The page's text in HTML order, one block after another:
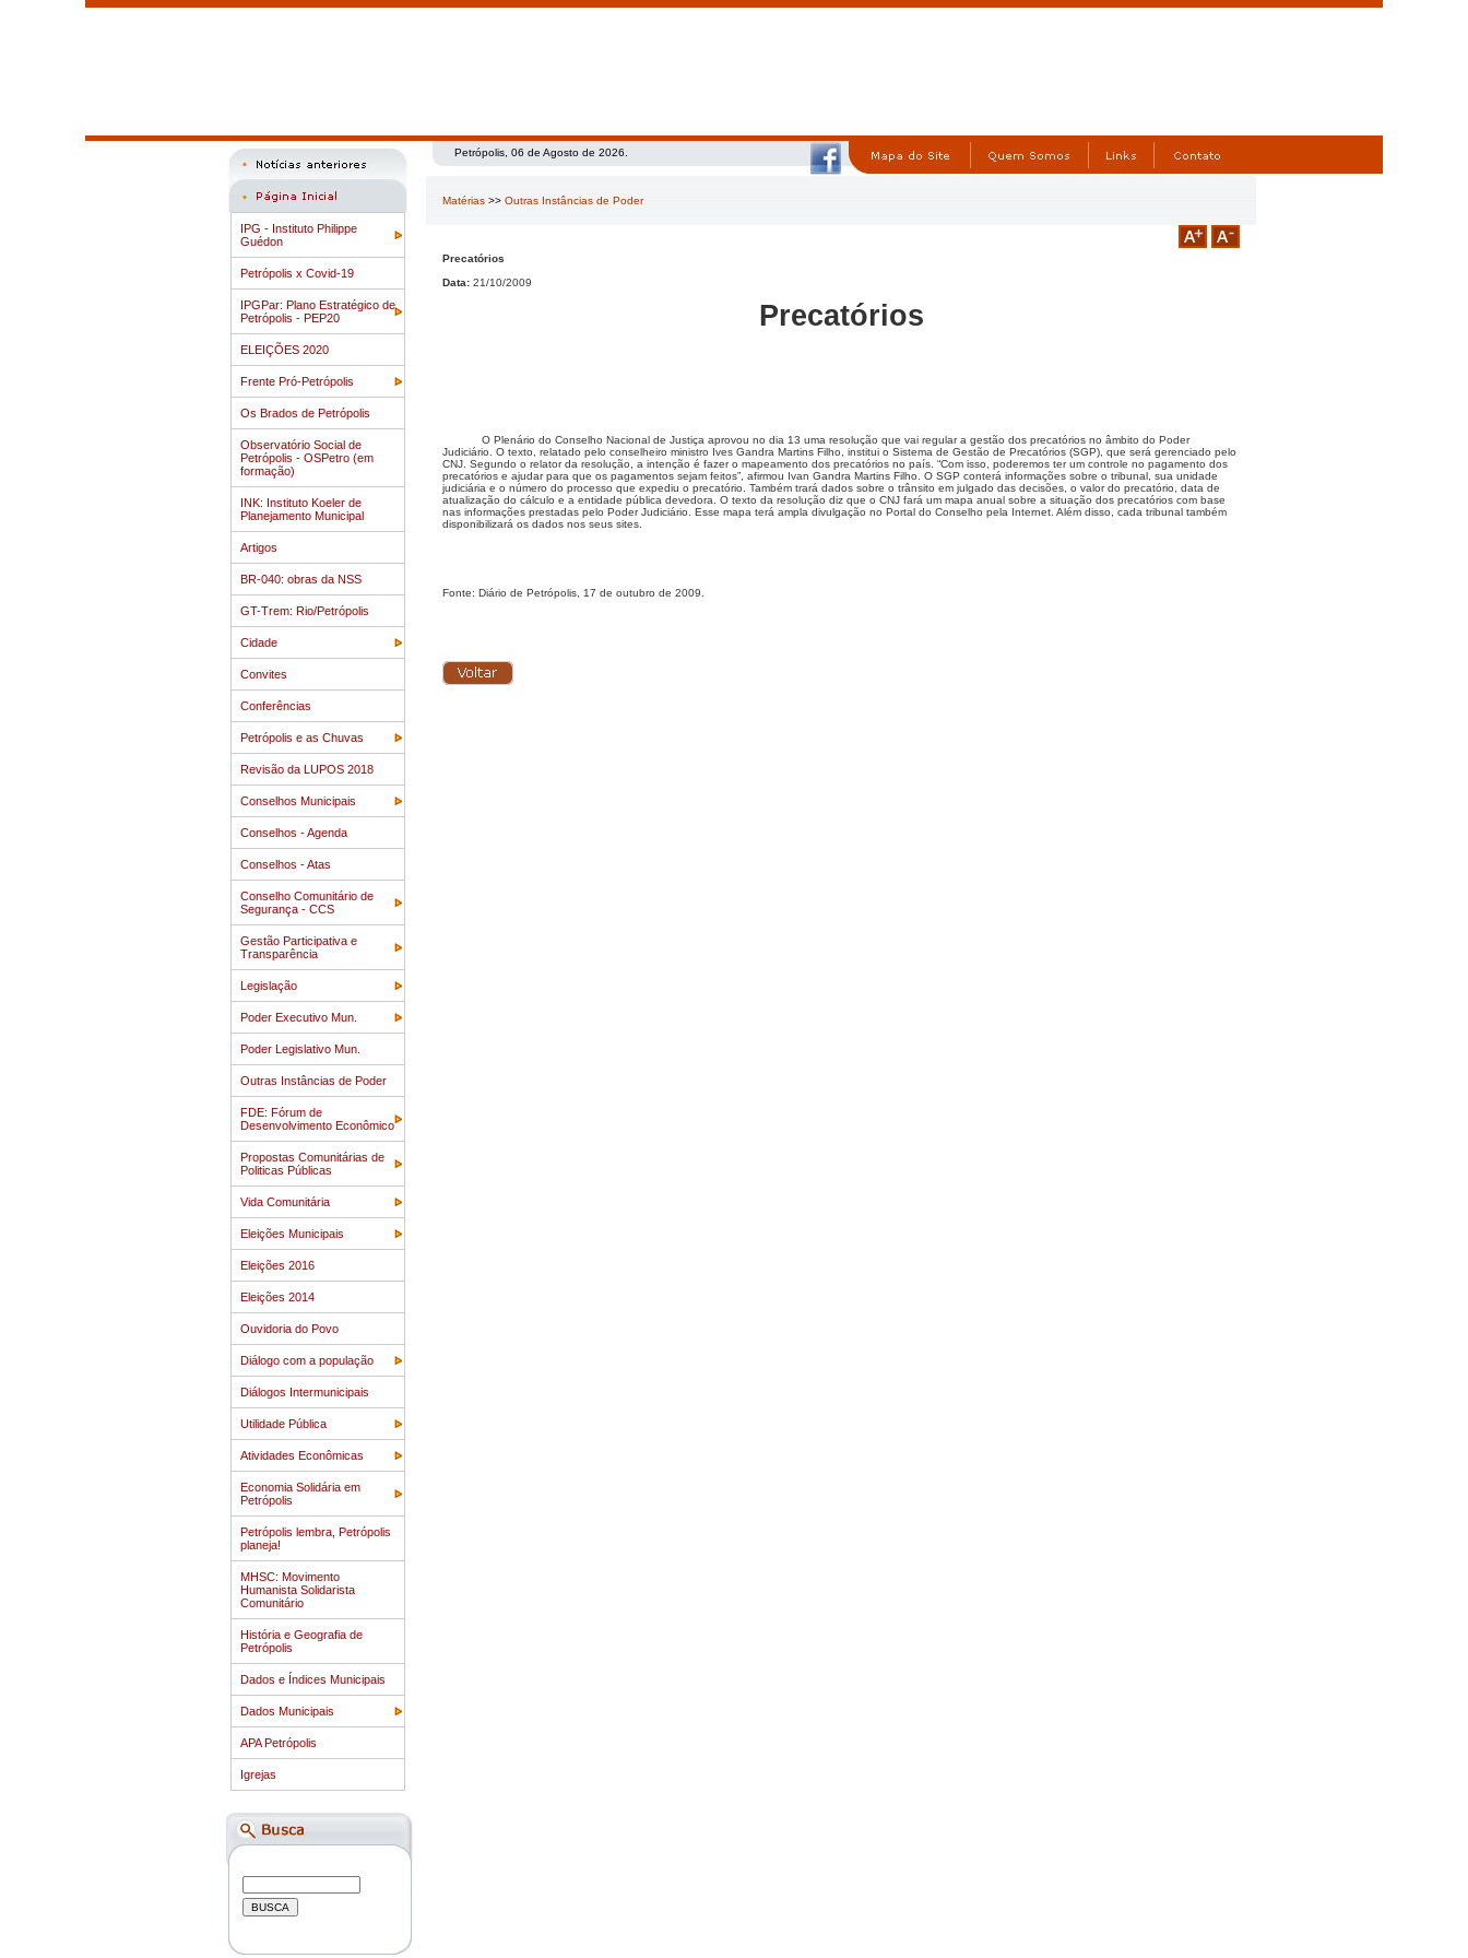
IPG - Instituto Philippe
Guédon
Petrópolis x Covid-19
IPGPar: Plano Estratégico de
Petrópolis - PEP20
ELEIÇÕES 2020
Frente Pró-Petrópolis
Os Brados de Petrópolis
Observatório Social de
Petrópolis - OSPetro (em
formação)
INK: Instituto Koeler de
Planejamento Municipal
Artigos
BR-040: obras da NSS
GT-Trem: Rio/Petrópolis
Cidade
Convites
Conferências
Petrópolis e as Chuvas
Revisão da LUPOS 2018
Conselhos Municipais
Conselhos - Agenda
Conselhos - Atas
Conselho Comunitário de
Segurança - CCS
Gestão Participativa e
Transparência
Legislação
Poder Executivo Mun.
Poder Legislativo Mun.
Outras Instâncias de Poder
FDE: Fórum de
Desenvolvimento Econômico
Propostas Comunitárias de
Politicas Públicas
Vida Comunitária
Eleições Municipais
Eleições 2016
Eleições 2014
Ouvidoria do Povo
Diálogo com a população
Diálogos Intermunicipais
Utilidade Pública
Atividades Econômicas
Economia Solidária em
Petrópolis
Petrópolis lembra, Petrópolis
planeja!
MHSC: Movimento
Humanista Solidarista
Comunitário
História e Geografia de
Petrópolis
Dados e Índices Municipais
Dados Municipais
APA Petrópolis
Igrejas
Petrópolis, 06 de Agosto de 2026.
Matérias >> Outras Instâncias de Poder
Precatórios
Data: 21/10/2009
Precatórios
O Plenário do Conselho Nacional de Justiça aprovou no dia 13 uma resolução que vai regular a gestão dos precatórios no âmbito do Poder
Judiciário. O texto, relatado pelo conselheiro ministro Ives Gandra Martins Filho, institui o Sistema de Gestão de Precatórios (SGP), que será gerenciado pelo
CNJ. Segundo o relator da resolução, a intenção é fazer o mapeamento dos precatórios no país. “Com isso, poderemos ter um controle no pagamento dos
precatórios e ajudar para que os pagamentos sejam feitos”, afirmou Ivan Gandra Martins Filho. O SGP conterá informações sobre o tribunal, sua unidade
judiciária e o número do processo que expediu o precatório. Também trará dados sobre o trânsito em julgado das decisões, o valor do precatório, data de
atualização do cálculo e a entidade pública devedora. O texto da resolução diz que o CNJ fará um mapa anual sobre a situação dos precatórios com base
nas informações prestadas pelo Poder Judiciário. Esse mapa terá ampla divulgação no Portal do Conselho pela Internet. Além disso, cada tribunal também
disponibilizará os dados nos seus sites.
Fonte: Diário de Petrópolis, 17 de outubro de 2009.